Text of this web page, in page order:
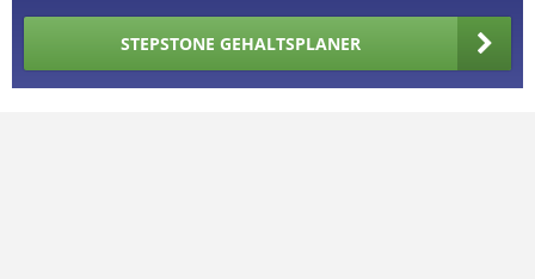
STEPSTONE GEHALTSPLANER